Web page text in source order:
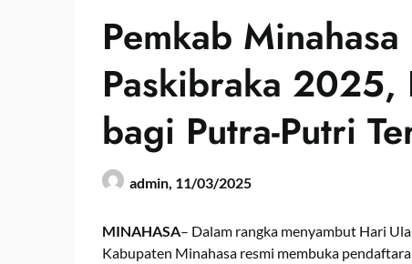
Pemkab
Paskibraka 2025,
bagi Putra-Putri
admin, 11/03/2025
MINAHASA– Dalam rangka menyambut Hari
Kabupaten Minahasa resmi membuka